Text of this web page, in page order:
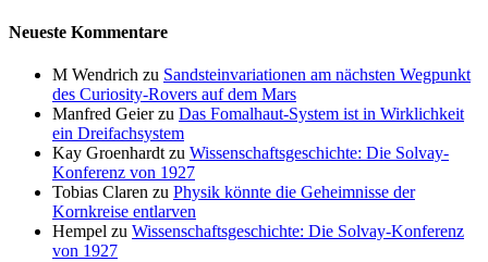
Neueste Kommentare
M Wendrich zu Sandsteinvariationen am nächsten Wegpunkt
des Curiosity-Rovers auf dem Mars
Manfred Geierzu Das Fomalhaut-System ist in Wirklichkeit
ein Dreifachsystem
Kay Groenhardt zu Wissenschaftsgeschichte: Die Solvay-
Konferenz von 1927
Tobias Claren zu Physik könnte die Geheimnisse der
Kornkreise entlarven
Hempel zu Wissenschaftsgeschichte: Die Solvay-Konferenz
von 1927